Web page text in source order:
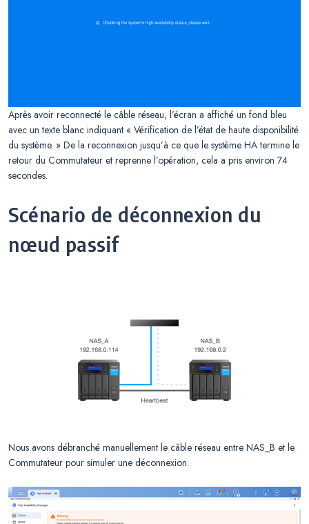
Après avoir reconnecté le câble réseau, l’écran a affiché un fond bleu
avec un texte blanc indiquant « Vérification de l’état de haute disponibilité
du système. » De la reconnexion jusqu’à ce que le système HA termine le
retour du Commutateur et reprenne l’opération, cela a pris environ 74
secondes.
Scénario de déconnexion du
nœud passif
Nous avons débranché manuellement le câble réseau entre NAS_B et le
Commutateur pour simuler une déconnexion.